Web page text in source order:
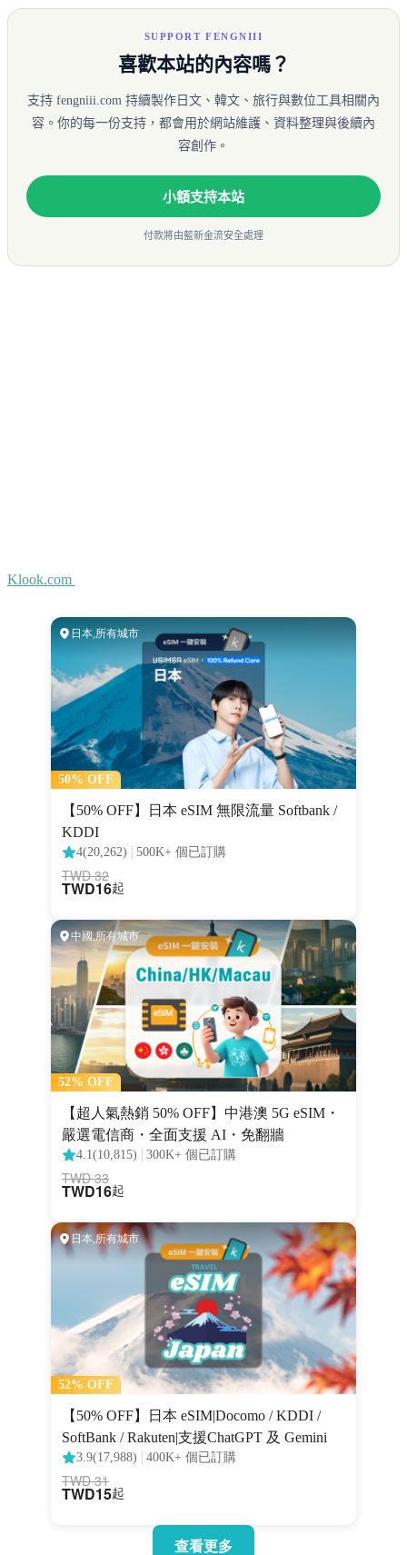
SUPPORT FENGNIII
喜歡本站的內容嗎？
支持 fengniii.com 持續製作日文、韓文、旅行與數位工具相關內
容。你的每一份支持，都會用於網站維護、資料整理與後續內
容創作。
小額支持本站
付款將由藍新金流安全處理
Klook.com